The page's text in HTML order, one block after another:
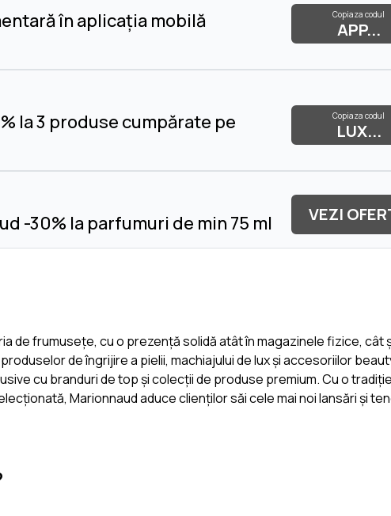
în aplicația mobilă
Copiaza codul
APP...
la 3 produse cumpărate pe
Copiaza codul
LUX...
-30% la parfumuri de min 75 ml VEZI
de frumusețe, cu o prezență solidă atât în magazinele fizice, cât
de îngrijire a pielii, machiajului de lux și accesoriilor
cu branduri de top și colecții de produse premium. Cu o
Marionnaud aduce clienților săi cele mai noi lansări și